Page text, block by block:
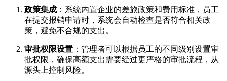
政策集成 ：系统内置企业的差旅政策和费用标准，员工
在提交报销申请时，系统会自动检查是否符合相关政
策，避免不合规的支出。
审批权限设置 ：管理者可以根据员工的不同级别设置审
批权限，确保高额支出需要经过更严格的审批流程，从
源头上控制风险。